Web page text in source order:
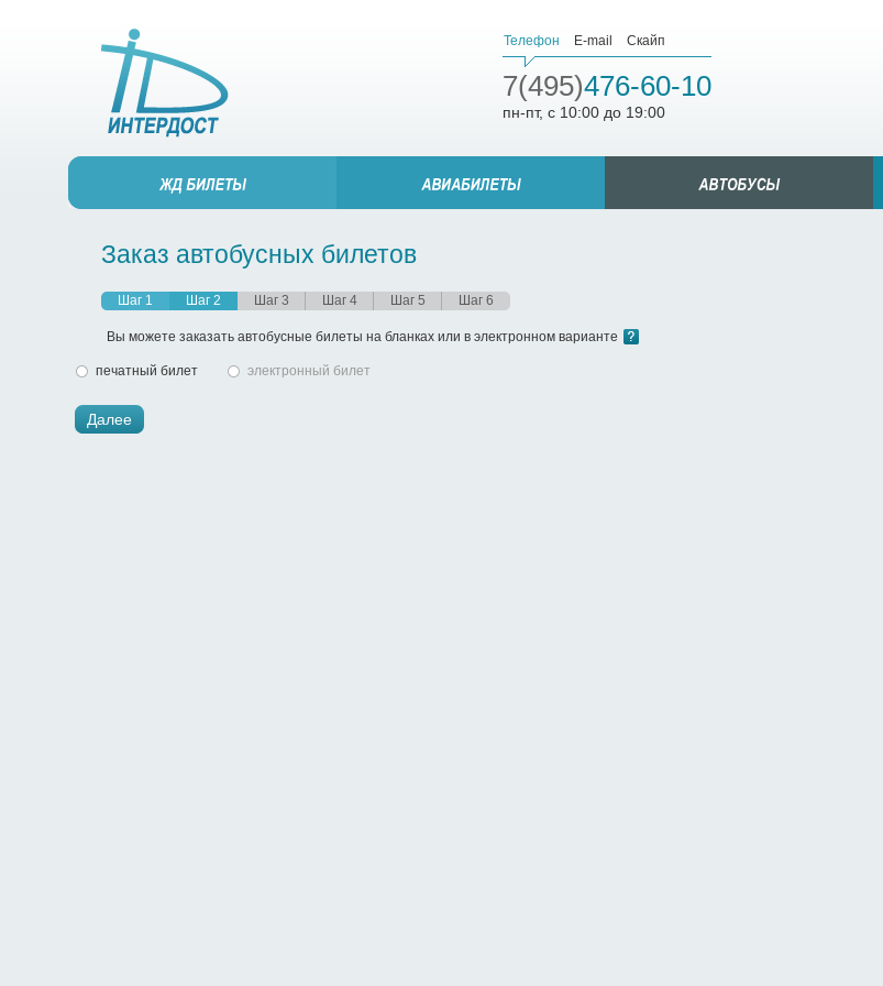
Телефон E-mail Скайп
7(495)476-60-10
пн-пт, с 10:00 до 19:00
Заказ автобусных билетов
Шаг 1 Шаг 2 Шаг 3 Шаг 4 Шаг 5 Шаг 6
Вы можете заказать автобусные билеты на бланках или в электронном варианте
печатный билет электронный билет